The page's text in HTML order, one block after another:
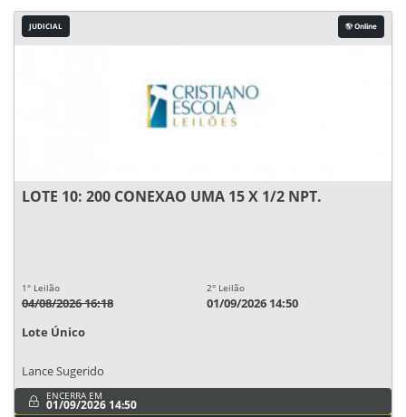
JUDICIAL Online
LOTE 10: 200 CONEXAO UMA 15 X 1/2 NPT.
1° Leilão
04/08/2026 16:18
2° Leilão
01/09/2026 14:50
Lote Único
Lance Sugerido
ENCERRA EM
01/09/2026 14:50